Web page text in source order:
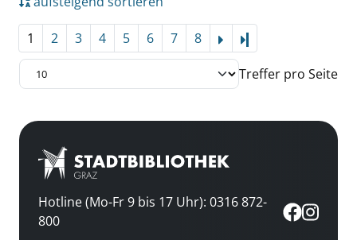
1 2 3 4 5 6 7 8
Treffer pro Seite
Hotline (Mo-Fr 9 bis 17 Uhr): 0316 872-
800